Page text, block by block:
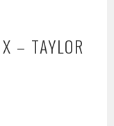
– TAYLOR